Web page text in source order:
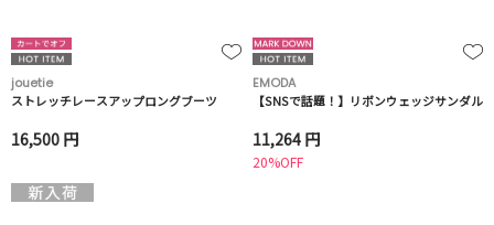
jouetie
ストレッチレースアップロングブーツ
16,500 円
EMODA
【SNSで話題！】リボンウェッジサンダル
11,264 円
20%OFF